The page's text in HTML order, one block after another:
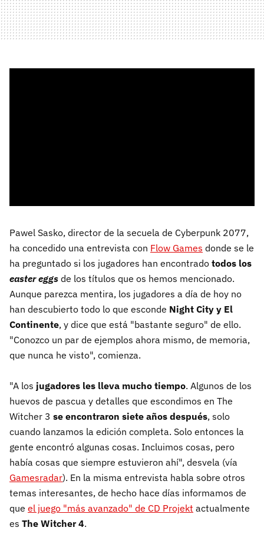
Pawel Sasko, director de la secuela de Cyberpunk 2077,
ha concedido una entrevista con Flow Games donde se le
ha preguntado si los jugadores han encontrado todos los
easter eggs de los títulos que os hemos mencionado.
Aunque parezca mentira, los jugadores a día de hoy no
han descubierto todo lo que esconde Night City y El
Continente, y dice que está "bastante seguro" de ello.
"Conozco un par de ejemplos ahora mismo, de memoria,
que nunca he visto", comienza.
"A los jugadores les lleva mucho tiempo. Algunos de los
huevos de pascua y detalles que escondimos en The
Witcher 3 se encontraron siete años después, solo
cuando lanzamos la edición completa. Solo entonces la
gente encontró algunas cosas. Incluimos cosas, pero
había cosas que siempre estuvieron ahí", desvela (vía
Gamesradar). En la misma entrevista habla sobre otros
temas interesantes, de hecho hace días informamos de
que el juego "más avanzado" de CD Projekt actualmente
es The Witcher 4.